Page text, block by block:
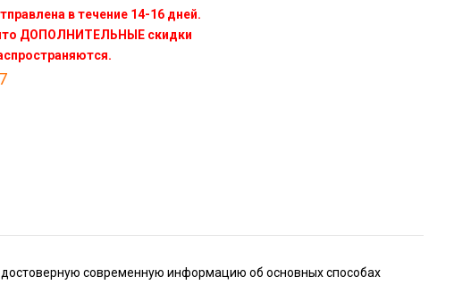
в течение 14-16 дней.
ДОПОЛНИТЕЛЬНЫЕ скидки
современную информацию об основных способах